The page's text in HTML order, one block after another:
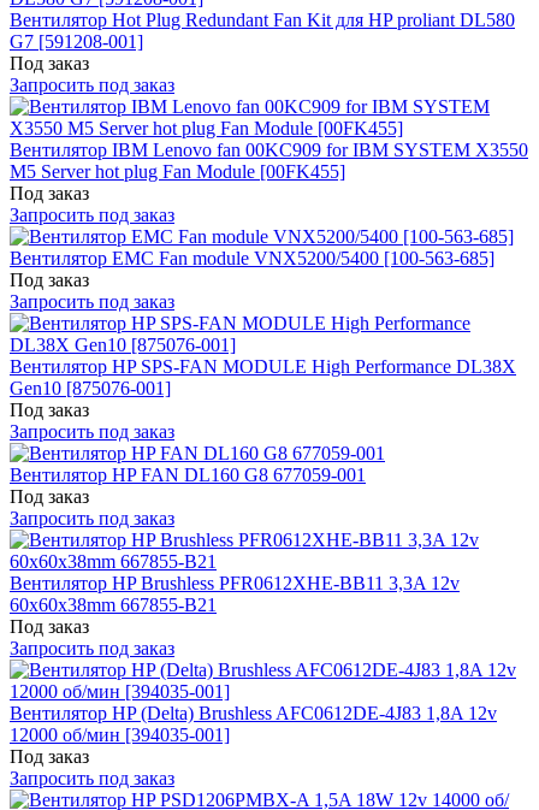
Вентилятор Hot Plug Redundant Fan Kit для HP proliant DL580
G7 [591208-001]
Под заказ
Запросить под заказ
Вентилятор IBM Lenovo fan 00KC909 for IBM SYSTEM X3550
M5 Server hot plug Fan Module [00FK455]
Под заказ
Запросить под заказ
Вентилятор EMC Fan module VNX5200/5400 [100-563-685]
Под заказ
Запросить под заказ
Вентилятор HP SPS-FAN MODULE High Performance DL38X
Gen10 [875076-001]
Под заказ
Запросить под заказ
Вентилятор HP FAN DL160 G8 677059-001
Под заказ
Запросить под заказ
Вентилятор HP Brushless PFR0612XHE-BB11 3,3A 12v
60x60x38mm 667855-B21
Под заказ
Запросить под заказ
Вентилятор HP (Delta) Brushless AFC0612DE-4J83 1,8A 12v
12000 об/мин [394035-001]
Под заказ
Запросить под заказ